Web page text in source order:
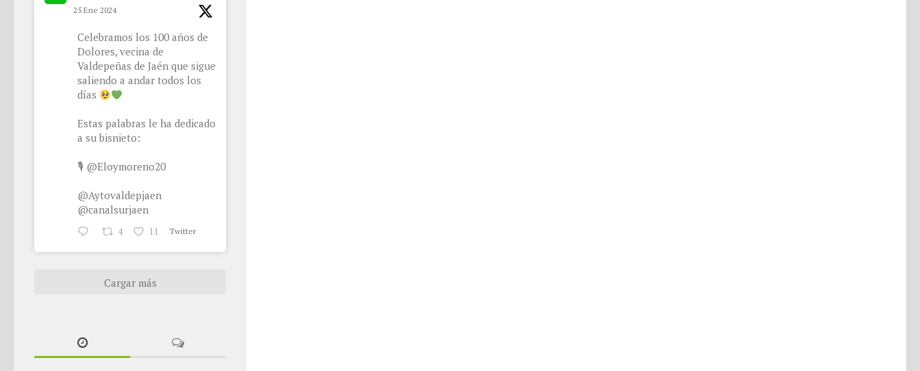
25 Ene 2024
Celebramos los 100 años de
Dolores, vecina de
Valdepeñas de Jaén que sigue
saliendo a andar todos los
días
Estas palabras le ha dedicado
a su bisnieto:
🎙 @Eloymoreno20
@Aytovaldepjaen
@canalsurjaen
4 11 Twitter
Cargar más